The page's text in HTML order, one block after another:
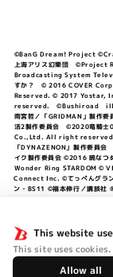
This website
This site uses
Allow all
©BanG Dream! Project
上海アリス幻樂団
Broadcasting System
すか？ © 2016 COVER
Reserved. © 2017
reserved. ©Bushiroad
雨宮哲／「GRIDMAN」製作
活2製作委員会 ©2020竜騎士
Co.,Ltd. All right reserved.
「DYNAZENON」製作委員
イク製作委員会 ©2016 暁なつ
Wonder Ring STARDOM ©
Connect Inc. ©てっぺんグラ
ン・BS11 ©福本伸行／講談
©中村力斗・野澤ゆき子／集英
員会 ©円谷プロ ©2023
Games／アビドス商店街 ©プ
発バーンブレイバーン」製作委